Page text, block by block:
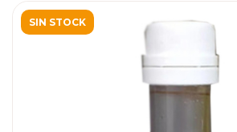
SIN STOCK